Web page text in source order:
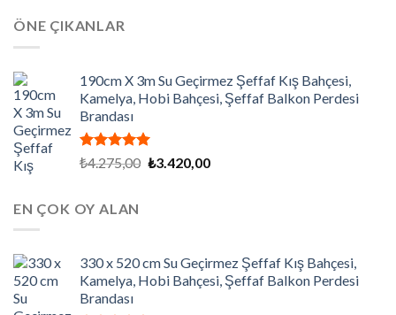
ÖNE ÇIKANLAR
190cm X 3m Su Geçirmez Şeffaf Kış Bahçesi,
Kamelya, Hobi Bahçesi, Şeffaf Balkon Perdesi
Brandası
5 üzerinden
oy
₺4.275,00 Orijinal
₺3.420,00Şu
EN ÇOK OY ALAN
330 x 520 cm Su Geçirmez Şeffaf Kış Bahçesi,
Kamelya, Hobi Bahçesi, Şeffaf Balkon Perdesi
Brandası